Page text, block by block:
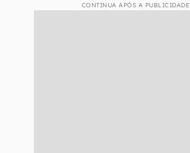
CONTINUA APÓS A PUBLICIDADE